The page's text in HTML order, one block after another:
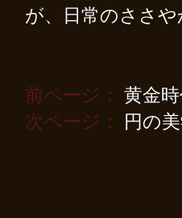
が、日常のささ
前ページ：
黄金
次ページ：
円の